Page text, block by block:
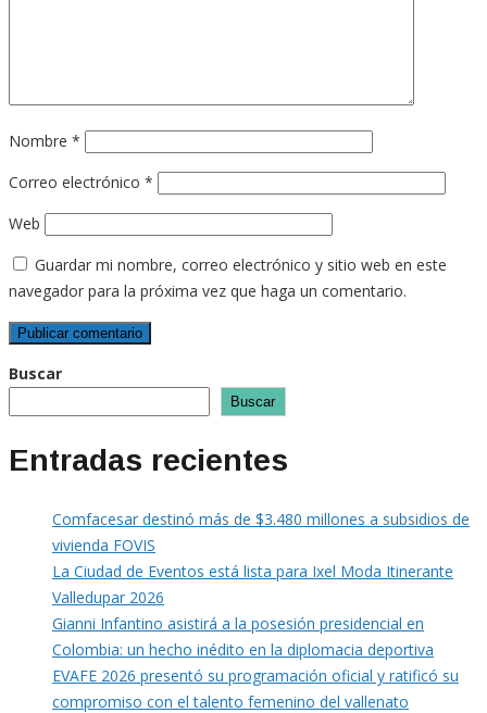
Nombre *
Correo electrónico *
Web
Guardar mi nombre, correo electrónico y sitio web en este
navegador para la próxima vez que haga un comentario.
Buscar
Buscar
Entradas recientes
Comfacesar destinó más de $3.480 millones a subsidios de
vivienda FOVIS
La Ciudad de Eventos está lista para Ixel Moda Itinerante
Valledupar 2026
Gianni Infantino asistirá a la posesión presidencial en
Colombia: un hecho inédito en la diplomacia deportiva
EVAFE 2026 presentó su programación oficial y ratificó su
compromiso con el talento femenino del vallenato